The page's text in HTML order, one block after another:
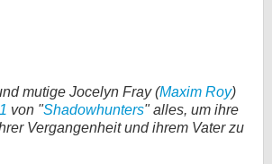
mutige Jocelyn Fray (Maxim Roy)
von "Shadowhunters" alles, um ihre
Vergangenheit und ihrem Vater zu
Forum